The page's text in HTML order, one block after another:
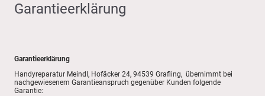
Garantieerklärung
Garantieerklärung
Handyreparatur Meindl, Hofäcker 24, 94539 Grafling, übernimmt bei
nachgewiesenem Garantieanspruch gegenüber Kunden folgende
Garantie: